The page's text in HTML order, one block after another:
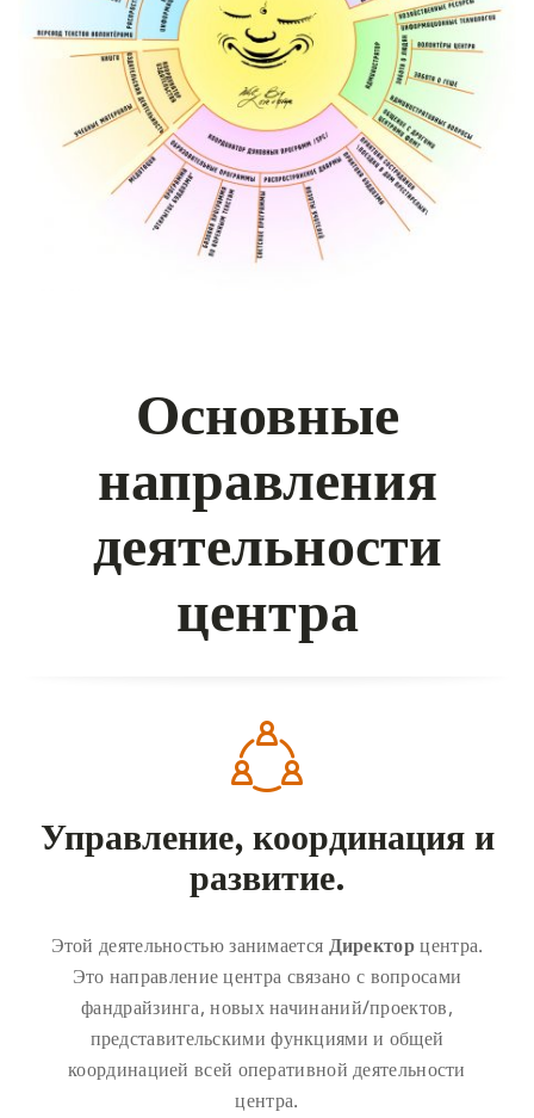
Основные
направления
деятельности
центра
Управление, координация и
развитие.
Этой деятельностью занимается Директорцентра.
Это направление центра связано с вопросами
фандрайзинга, новых начинаний/проектов,
представительскими функциями и общей
координацией всей оперативной деятельности
центра.